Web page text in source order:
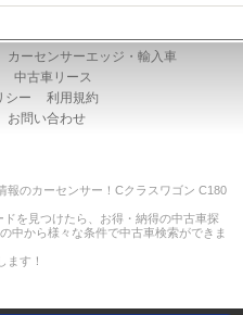
カーセンサーエッジ・輸入車
中古車リース
シー
利用規約
お問い合わせ
報のカーセンサー！Cクラスワゴン C180
を見つけたら、お得・納得の中古車探
中から様々な条件で中古車検索ができま
ます！